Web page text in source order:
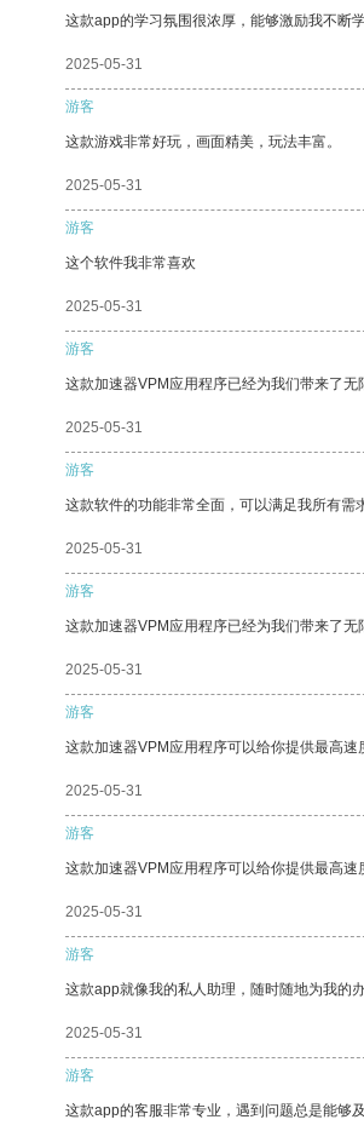
这款app的学习氛围很浓厚，能够激励我不断
2025-05-31
游客
这款游戏非常好玩，画面精美，玩法丰富。
2025-05-31
游客
这个软件我非常喜欢
2025-05-31
游客
这款加速器VPM应用程序已经为我们带来了无
2025-05-31
游客
这款软件的功能非常全面，可以满足我所有需
2025-05-31
游客
这款加速器VPM应用程序已经为我们带来了无
2025-05-31
游客
这款加速器VPM应用程序可以给你提供最高速
2025-05-31
游客
这款加速器VPM应用程序可以给你提供最高速
2025-05-31
游客
这款app就像我的私人助理，随时随地为我的办
2025-05-31
游客
这款app的客服非常专业，遇到问题总是能够